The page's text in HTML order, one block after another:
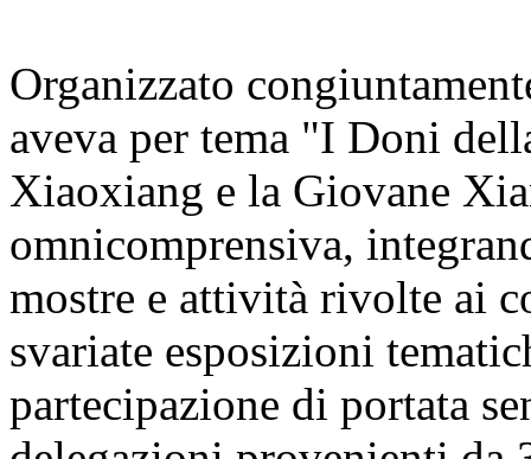
Organizzato
aveva per tema "I Doni
Xiaoxiang e la Giovane
omnicomprensiva,
mostre e attività rivolte ai
svariate esposizioni
partecipazione di portata